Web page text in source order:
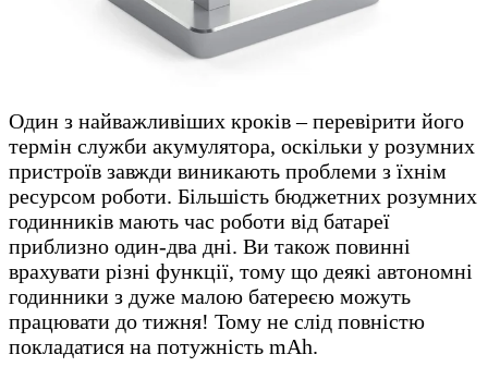
Один з найважливіших кроків – перевірити його
термін служби акумулятора, оскільки у розумних
пристроїв завжди виникають проблеми з їхнім
ресурсом роботи. Більшість бюджетних розумних
годинників мають час роботи від батареї
приблизно один-два дні. Ви також повинні
врахувати різні функції, тому що деякі автономні
годинники з дуже малою батереєю можуть
працювати до тижня! Тому не слід повністю
покладатися на потужність mAh.